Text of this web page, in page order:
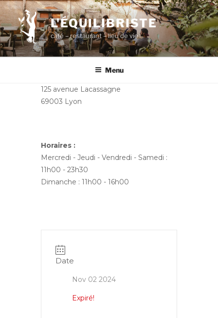
Aller
au
contenu
principal
L'ÉQUILIBRISTE
café – restaurant – lieu de vie
Menu
125 avenue Lacassagne
69003 Lyon
Horaires :
Mercredi - Jeudi - Vendredi - Samedi :
11h00 - 23h30
Dimanche : 11h00 - 16h00
Date
Nov 02 2024
Expiré!